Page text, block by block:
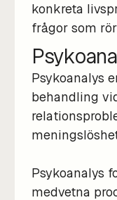
konkreta
frågor som
Psykoanalys
behandling
Psykoanalys
medvetna